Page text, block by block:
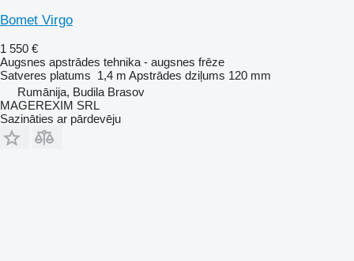
Bomet Virgo
1 550 €
Augsnes apstrādes tehnika - augsnes frēze
Satveres platums 1,4 m Apstrādes dziļums 120 mm
Rumānija, Budila Brasov
MAGEREXIM SRL
Sazināties ar pārdevēju